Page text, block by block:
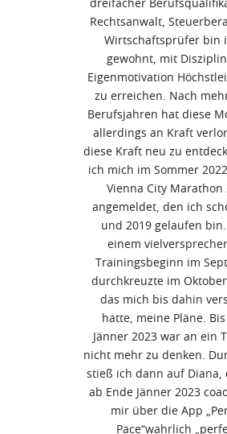
dreifacher
Rechtsanwalt,
Wirtschaftsprüfer bin
gewohnt, mit
Eigenmotivation
zu erreichen. Nach
Berufsjahren hat diese
allerdings an Kraft
diese Kraft neu zu
ich mich im Sommer
Vienna City Marathon
angemeldet, den ich
und 2019 gelaufen
einem
Trainingsbeginn im
durchkreuzte im Oktober
das mich bis dahin
hatte, meine Pläne.
Jänner 2023 war an ein
nicht mehr zu denken.
stieß ich dann auf Diana,
ab Ende Jänner 2023
mir über die App
Pace“wahrlich